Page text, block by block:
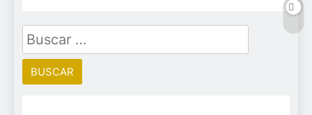
Buscar: